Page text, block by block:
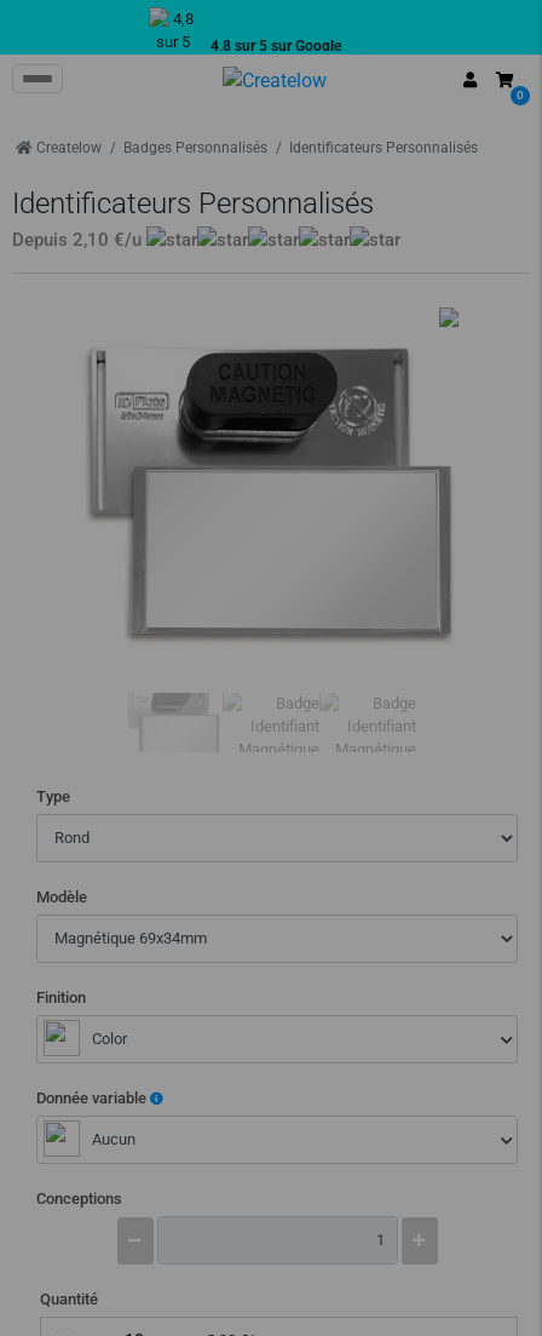
4,8 sur 5 sur Google
0
Createlow Badges Personnalisés Identificateurs Personnalisés
Identificateurs Personnalisés
Depuis 2,10 €/u
Type
Modèle
Finition
Color
Donnée variable
Aucun
Conceptions
Quantité